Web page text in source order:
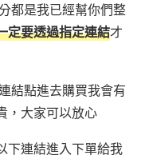
都是我已經幫你們整
定要透過指定連結才
結點進去購買我會有
，大家可以放心
下連結進入下單給我